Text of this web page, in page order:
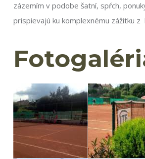
zázemím v podobe šatní, spŕch,
prispievajú ku komplexnému zážitku z